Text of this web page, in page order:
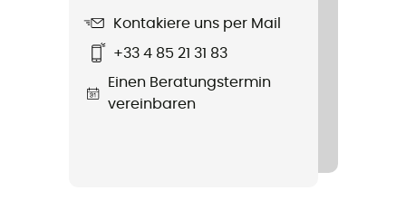
Kontakiere uns per Mail
+33 4 85 21 31 83
Einen Beratungstermin
vereinbaren